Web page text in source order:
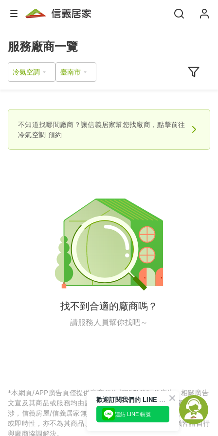
服務廠商一覽
冷氣空調
不知道找哪間廠商？讓信義居家幫您找廠商，點擊前往
冷氣空調 預約
找不到合適的廠商嗎？
請服務人員幫你找吧～
*本網頁/APP廣告頁僅提供廠商預約相關服務刊登廣告，相關廣告
文宣及其商品或服務均由廠商自行提供，與信義房屋/信義居家無
涉，信義房屋/信義居家無法擔保廠商廣告內容的正確性、可信度
或即時性，亦不為其商品、服務品質負責，所生任何爭議皆請自行
與廠商協調解決。
歡迎訂閱我們的 LINE 官方帳號
連結 LINE 帳號